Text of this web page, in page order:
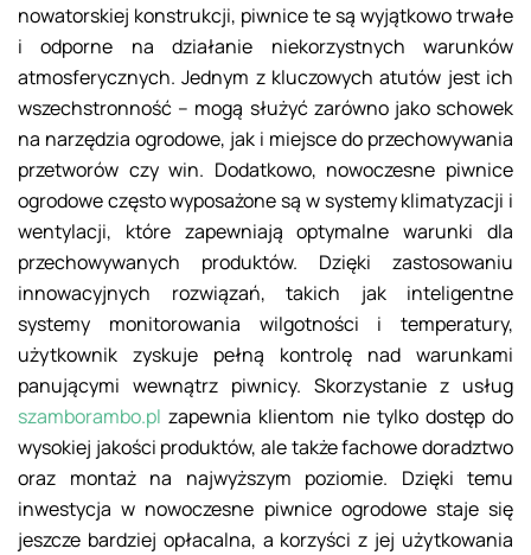
nowatorskiej konstrukcji, piwnice te są wyjątkowo trwałe
i odporne na działanie niekorzystnych warunków
atmosferycznych. Jednym z kluczowych atutów jest ich
wszechstronność – mogą służyć zarówno jako schowek
na narzędzia ogrodowe, jak i miejsce do przechowywania
przetworów czy win. Dodatkowo, nowoczesne piwnice
ogrodowe często wyposażone są w systemy klimatyzacji i
wentylacji, które zapewniają optymalne warunki dla
przechowywanych produktów. Dzięki zastosowaniu
innowacyjnych rozwiązań, takich jak inteligentne
systemy monitorowania wilgotności i temperatury,
użytkownik zyskuje pełną kontrolę nad warunkami
panującymi wewnątrz piwnicy. Skorzystanie z usług
szamborambo.pl zapewnia klientom nie tylko dostęp do
wysokiej jakości produktów, ale także fachowe doradztwo
oraz montaż na najwyższym poziomie. Dzięki temu
inwestycja w nowoczesne piwnice ogrodowe staje się
jeszcze bardziej opłacalna, a korzyści z jej użytkowania